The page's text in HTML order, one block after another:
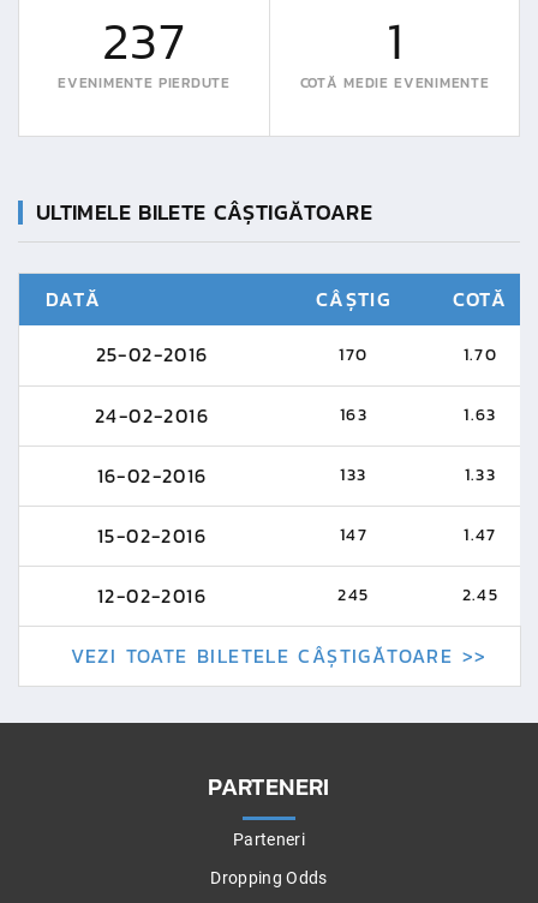
237
EVENIMENTE PIERDUTE
1
COTĂ MEDIE EVENIMENTE
ULTIMELE BILETE CÂȘTIGĂTOARE
DATĂ CÂȘTIG
COTĂ
25-02-2016
170 1.70
24-02-2016 163 1.63
16-02-2016 133 1.33
15-02-2016 147 1.47
12-02-2016 245 2.45
VEZI TOATE BILETELE CÂȘTIGĂTOARE >>
PARTENERI
Parteneri
Dropping Odds